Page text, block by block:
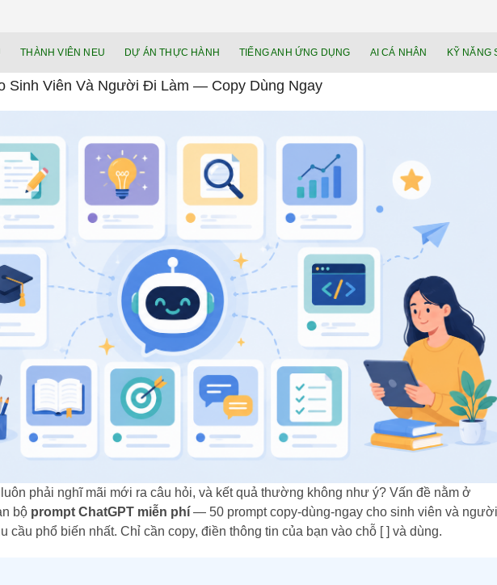
lực cá
THÀNH VIÊN NEU DỰ ÁN THỰC HÀNH TIẾNG ANH ỨNG DỤNG AI CÁ NHÂN KỸ NĂNG
Sinh Viên Và Người Đi Làm — Copy Dùng Ngay
phải nghĩ mãi mới ra câu hỏi, và kết quả thường không như ý? Vấn đề nằm ở
bộ prompt ChatGPT miễn phí — 50 prompt copy-dùng-ngay cho sinh viên và người
cầu phổ biến nhất. Chỉ cần copy, điền thông tin của bạn vào chỗ [ ] và dùng.